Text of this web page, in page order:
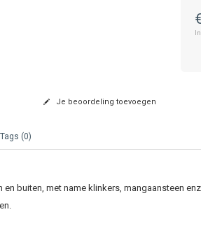
Je beoordeling toevoegen
Tags (0)
buiten, met name klinkers, mangaansteen enz.